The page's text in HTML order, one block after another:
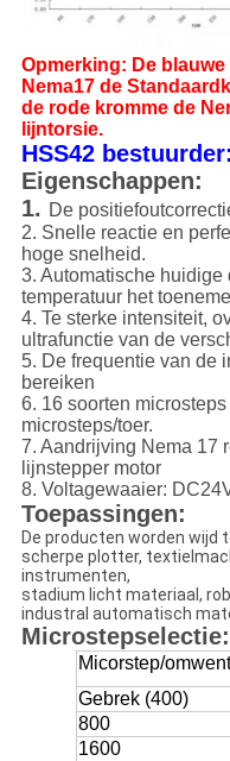
Opmerking: De
Nema17 de
de rode kromme de
lijntorsie.
HSS42 bestuurder:
Eigenschappen:
1. De
2. Snelle reactie en
hoge snelheid.
3. Automatische
temperatuur het
4. Te sterke intensiteit,
ultrafunctie van de
5. De frequentie van de
bereiken
6. 16 soorten
microsteps/toer.
7. Aandrijving Nema 17
lijnstepper motor
8. Voltagewaaier:
Toepassingen:
De producten worden wijd
scherpe plotter,
instrumenten,
stadium licht materiaal,
industral automatisch
Microstepselectie:
Micorstep/
Gebrek (400)
800
1600